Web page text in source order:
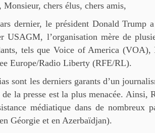
Monsieur, chers élus, chers amis,
dernier, le président Donald Trump
USAGM, l’organisation mère de
tels que Voice of America
Europe/Radio Liberty (RFE/RL).
sont les derniers garants d’un
la presse est la plus menacée. Ainsi,
médiatique dans de nombreux
Géorgie et en Azerbaïdjan).